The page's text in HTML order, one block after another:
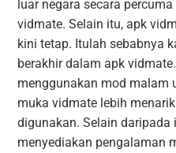
luar negara secara
vidmate. Selain itu, apk
kini tetap. Itulah sebabnya
berakhir dalam apk
menggunakan mod malam
muka vidmate lebih
digunakan. Selain daripada
menyediakan pengalaman